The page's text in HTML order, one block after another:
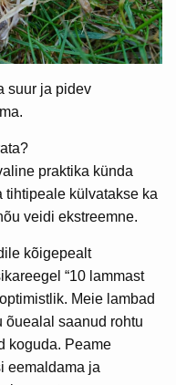
suur ja pidev
praktika künda
tihtipeale külvatakse ka
veidi ekstreemne.
kõigepealt
“10 lammast
Meie lambad
õuealal saanud rohtu
koguda. Peame
eemaldama ja